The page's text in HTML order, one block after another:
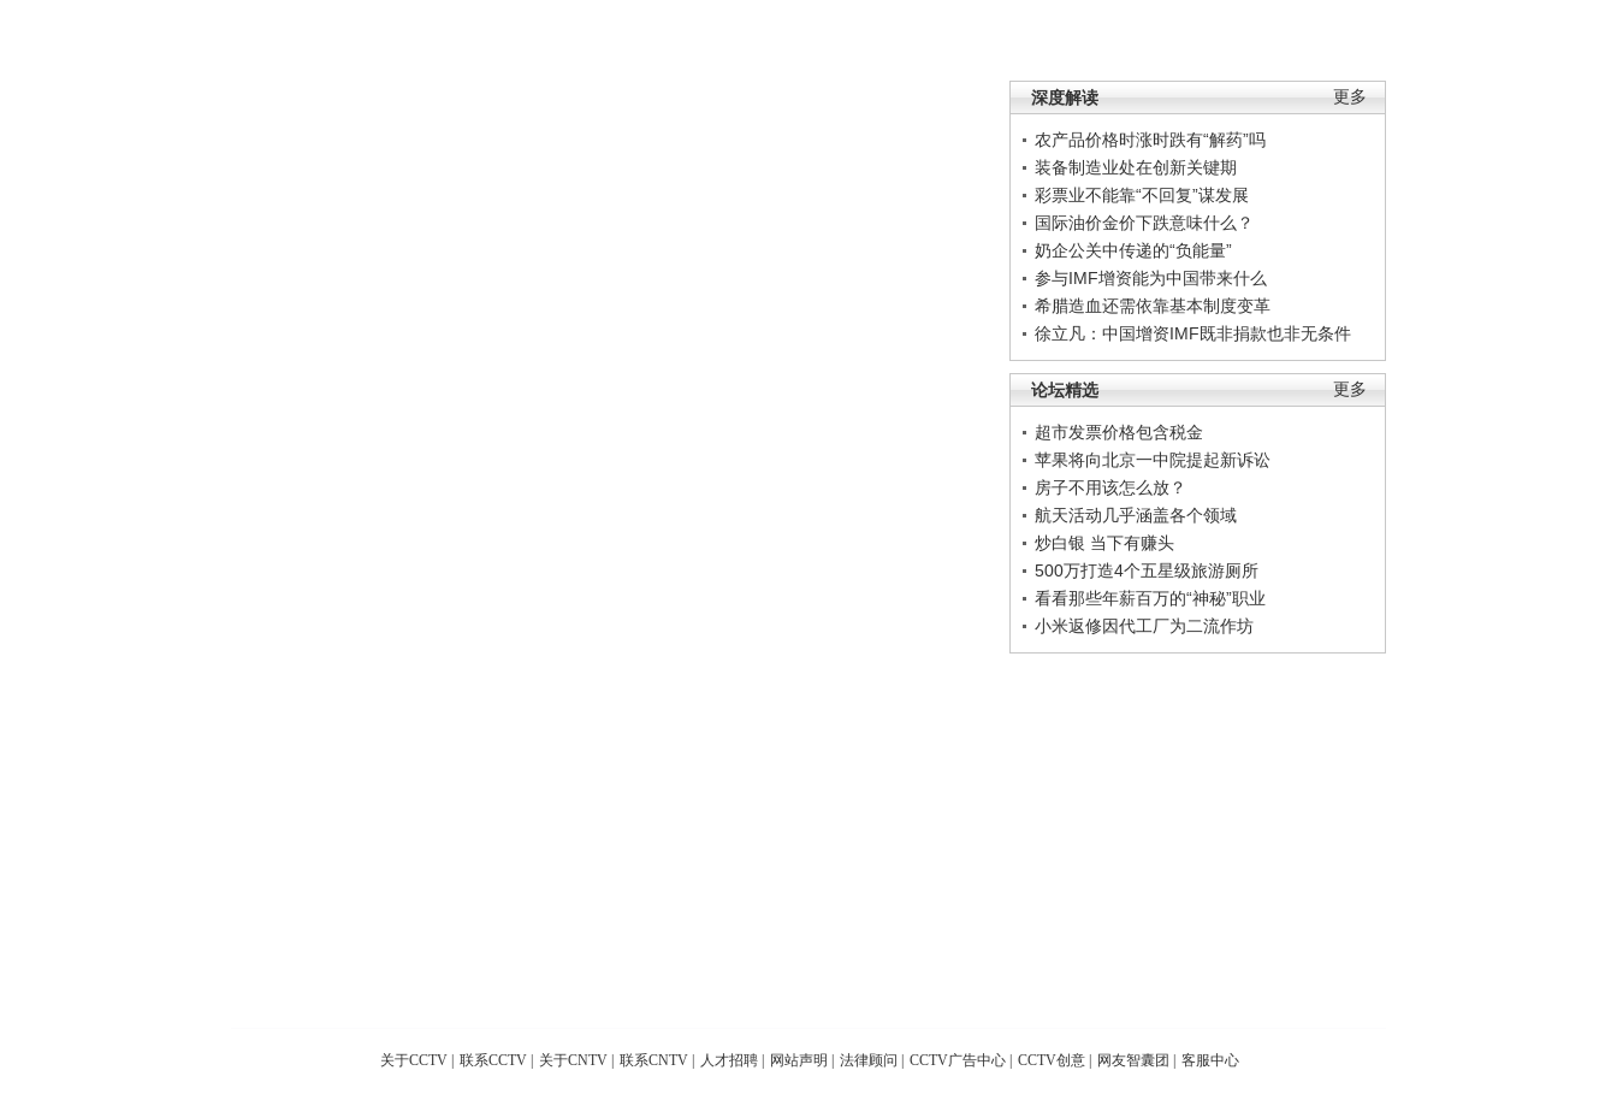
更多
深度解读
农产品价格时涨时跌有“解药”吗
装备制造业处在创新关键期
彩票业不能靠“不回复”谋发展
国际油价金价下跌意味什么？
奶企公关中传递的“负能量”
参与IMF增资能为中国带来什么
希腊造血还需依靠基本制度变革
徐立凡：中国增资IMF既非捐款也非无条件
更多
论坛精选
超市发票价格包含税金
苹果将向北京一中院提起新诉讼
房子不用该怎么放？
航天活动几乎涵盖各个领域
炒白银 当下有赚头
500万打造4个五星级旅游厕所
看看那些年薪百万的“神秘”职业
小米返修因代工厂为二流作坊
关于CCTV 联系CCTV 关于CNTV 联系CNTV 人才招聘 网站声明 法律顾问 CCTV广告中心 CCTV创意 网友智囊团 客服中心